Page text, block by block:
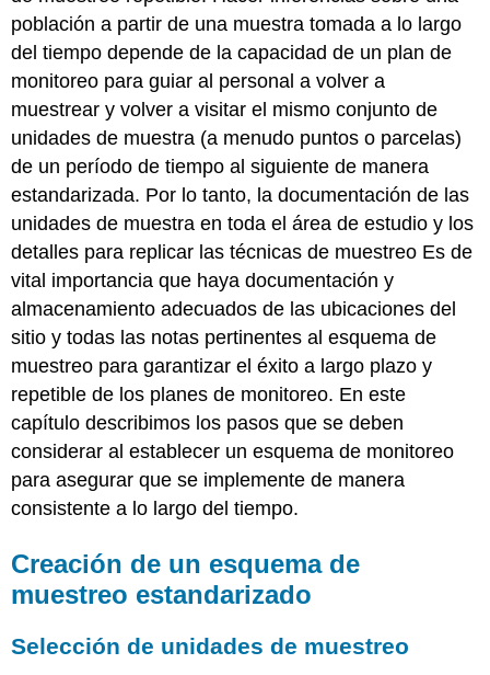
población a partir de una muestra tomada a lo largo
del tiempo depende de la capacidad de un plan de
monitoreo para guiar al personal a volver a
muestrear y volver a visitar el mismo conjunto de
unidades de muestra (a menudo puntos o parcelas)
de un período de tiempo al siguiente de manera
estandarizada. Por lo tanto, la documentación de las
unidades de muestra en toda el área de estudio y los
detalles para replicar las técnicas de muestreo Es de
vital importancia que haya documentación y
almacenamiento adecuados de las ubicaciones del
sitio y todas las notas pertinentes al esquema de
muestreo para garantizar el éxito a largo plazo y
repetible de los planes de monitoreo. En este
capítulo describimos los pasos que se deben
considerar al establecer un esquema de monitoreo
para asegurar que se implemente de manera
consistente a lo largo del tiempo.
Creación de un esquema de
muestreo estandarizado
Selección de unidades de muestreo